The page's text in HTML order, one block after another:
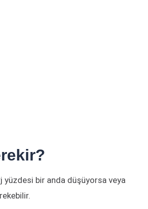
yüzdesi bir anda düşüyorsa veya